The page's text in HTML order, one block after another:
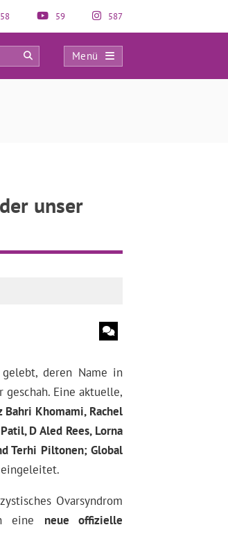
58 59 587
Menü
unser
deren Name in
Eine aktuelle,
Bahri Khomami, Rachel
D Aled Rees, Lorna
Terhi Piltonen; Global
Ovarsyndrom
eine neue offizielle